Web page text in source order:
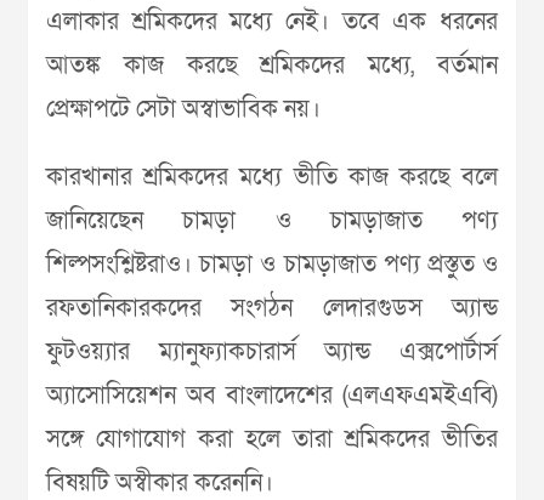
এলাকার শ্রমিকদের মধ্যে নেই। তবে এক ধরনের
আতঙ্ক কাজ করছে শ্রমিকদের মধ্যে, বর্তমান
প্রেক্ষাপটে সেটা অস্বাভাবিক নয়।
কারখানার শ্রমিকদের মধ্যে ভীতি কাজ করছে বলে
জানিয়েছেন চামড়া ও চামড়াজাত পণ্য
শিল্পসংশ্লিষ্টরাও। চামড়া ও চামড়াজাত পণ্য প্রস্তুত ও
রফতানিকারকদের সংগঠন লেদারগুডস অ্যান্ড
ফুটওয়্যার ম্যানুফ্যাকচারার্স অ্যান্ড এক্সপোর্টার্স
অ্যাসোসিয়েশন অব বাংলাদেশের (এলএফএমইএবি)
সঙ্গে যোগাযোগ করা হলে তারা শ্রমিকদের ভীতির
বিষয়টি অস্বীকার করেননি।